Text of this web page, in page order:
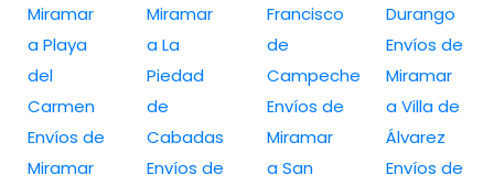
Miramar
a Playa
del
Carmen
Envíos de
Miramar
Miramar
a La
Piedad
de
Cabadas
Envíos de
Francisco
de
Campeche
Envíos de
Miramar
a San
Durango
Envíos de
Miramar
a Villa de
Álvarez
Envíos de